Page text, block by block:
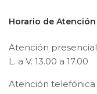
Horario de Atención
Atención presencial
L. a V. 13.00 a 17.00
Atención telefónica